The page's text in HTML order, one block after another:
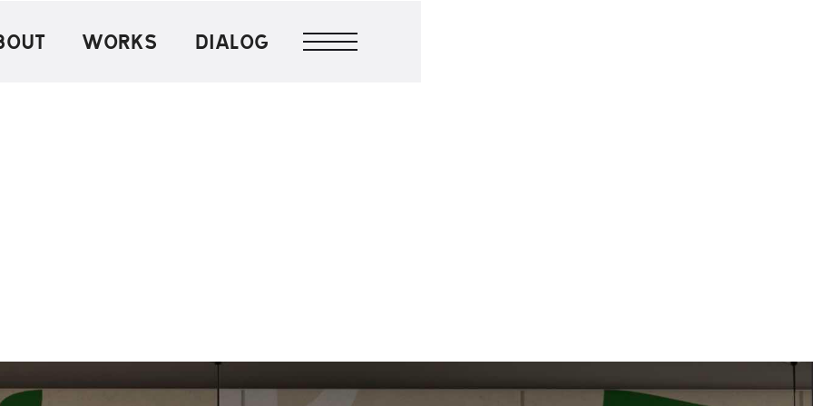
WORKS DIALOG